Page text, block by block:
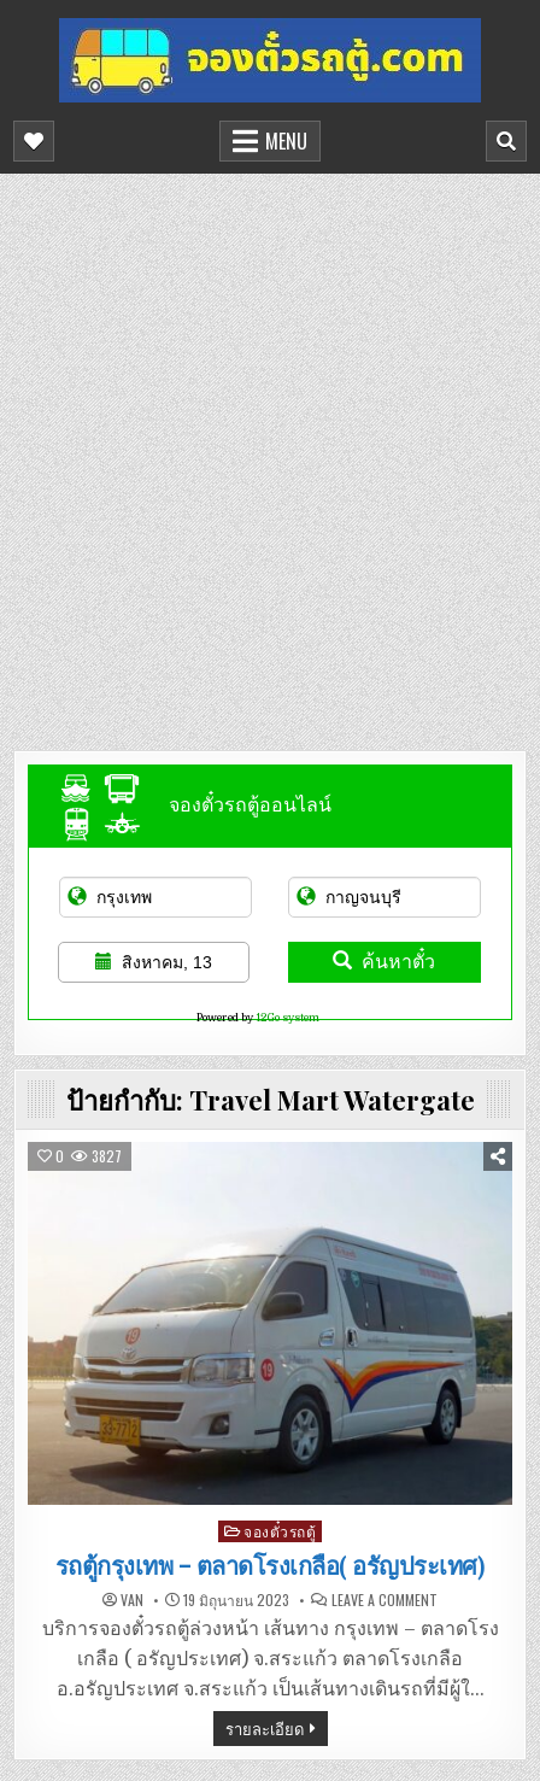
content
จองตั๋วรถตู้ออนไลน์
บริการจองตั๋วรถตู้ออนไลน์
MENU
จองตั๋วรถตู้ออนไลน์
สิงหาคม, 13 ค้นหาตั๋ว
Powered by12Go system
ป้ายกำกับ: Travel Mart Watergate
0 3827
Posted
in
จองตั๋วรถตู้
รถตู้กรุงเทพ – ตลาดโรงเกลือ( อรัญประเทศ)
VAN 19 มิถุนายน 2023 LEAVE A COMMENT
ตู้
กรุงเทพ
–
ตลาด
โรง
เกลือ(
บริการจองตั๋วรถตู้ล่วงหน้า เส้นทาง กรุงเทพ – ตลาดโรง
เกลือ ( อรัญประเทศ) จ.สระแก้ว ตลาดโรงเกลือ
อ.อรัญประเทศ จ.สระแก้ว เป็นเส้นทางเดินรถที่มีผู้ใ…
รายละเอียด